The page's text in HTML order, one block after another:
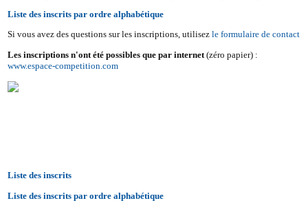
Liste des inscrits par ordre alphabétique
Si vous avez des questions sur les inscriptions, utilisezle formulaire de contact
Les inscriptions n'ont été possibles que par internet(zéro papier) :
www.espace-competition.com
Liste des inscrits
Liste des inscrits par ordre alphabétique